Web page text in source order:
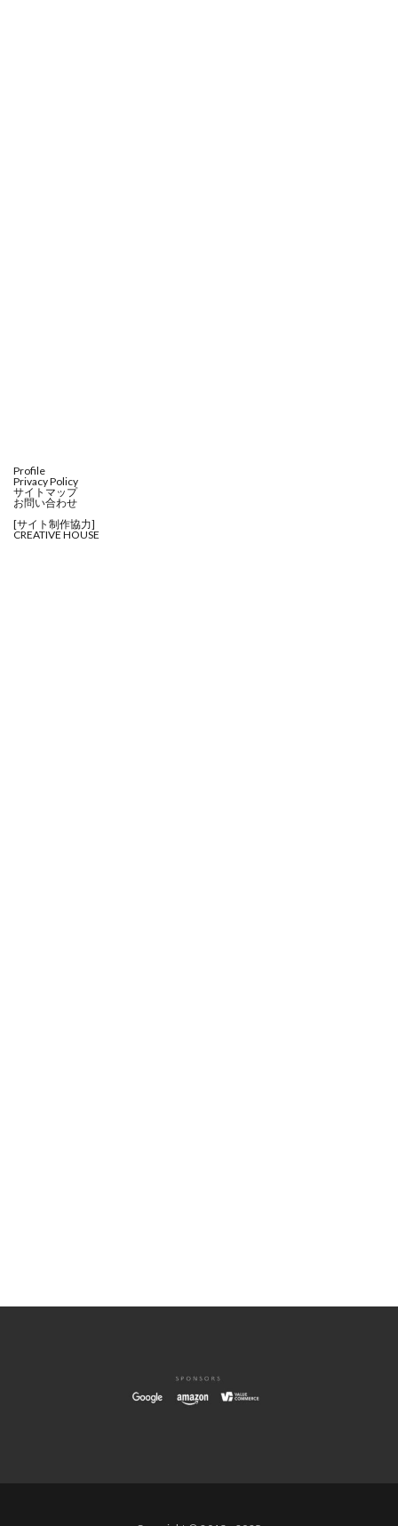
Profile
Privacy Policy
サイトマップ
お問い合わせ
[サイト制作協力]
CREATIVE HOUSE